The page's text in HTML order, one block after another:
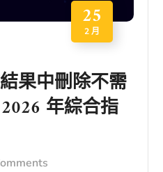
25
2 月
果中刪除不需
年綜合指